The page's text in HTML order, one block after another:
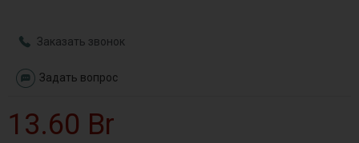
Заказать звонок
Задать вопрос
13.60 Br